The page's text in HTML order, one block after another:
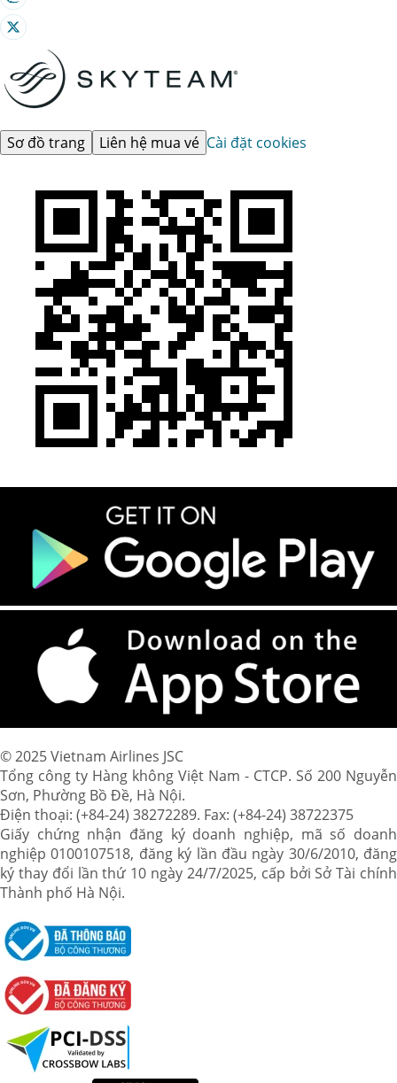
Sơ đồ trang Liên hệ mua vé Cài đặt cookies
© 2025 Vietnam Airlines JSC
Tổng công ty Hàng không Việt Nam - CTCP. Số 200 Nguyễn
Sơn, Phường Bồ Đề, Hà Nội.
Điện thoại: (+84-24) 38272289. Fax: (+84-24) 38722375
Giấy chứng nhận đăng ký doanh nghiệp, mã số doanh
nghiệp 0100107518, đăng ký lần đầu ngày 30/6/2010, đăng
ký thay đổi lần thứ 10 ngày 24/7/2025, cấp bởi Sở Tài chính
Thành phố Hà Nội.